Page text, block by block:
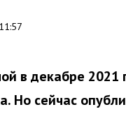
в декабре 2021
Но сейчас